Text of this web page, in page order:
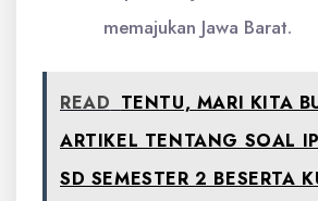
memajukan Jawa Barat.
READ TENTU, MARI KITA
ARTIKEL TENTANG SOAL
SD SEMESTER 2 BESERTA